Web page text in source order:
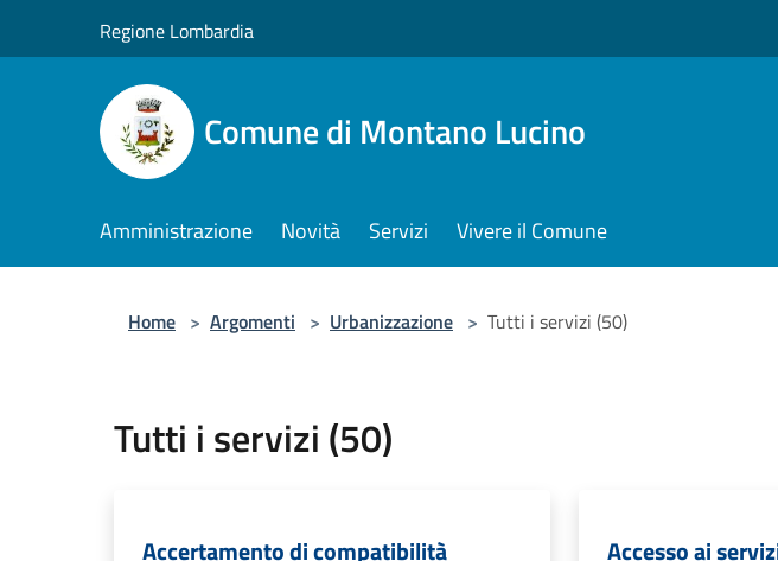
Regione Lombardia
Comune di Montano Lucino
Amministrazione Novità Servizi Vivere il Comune
Home > Argomenti > Urbanizzazione > Tutti i servizi (50)
Tutti i servizi (50)
Accertamento di compatibilità Accesso ai